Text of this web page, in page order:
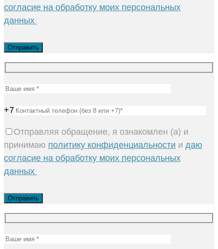
согласие на обработку моих персональных
данных
+7
Отправляя обращение, я ознакомлен (а) и
принимаю политику конфиденциальности и даю
согласие на обработку моих персональных
данных